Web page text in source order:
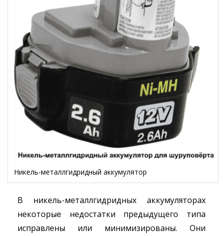
Никель-металлгидридный аккумулятор
В никель-металлгидридных аккумуляторах
некоторые недостатки предыдущего типа
исправлены или минимизированы. Они